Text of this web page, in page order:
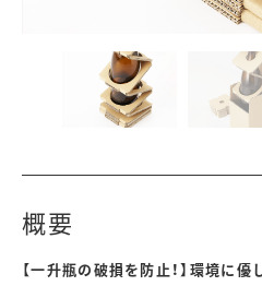
概要
【一升瓶の破損を防止！】環境に